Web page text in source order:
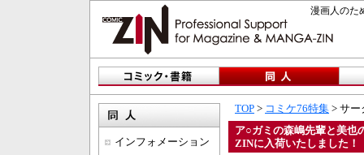
漫画人のた
インフォメーション
TOP > コミケ76特集 > サー
ア○ガミの森嶋先輩と美也
ZINに入荷いたしました！